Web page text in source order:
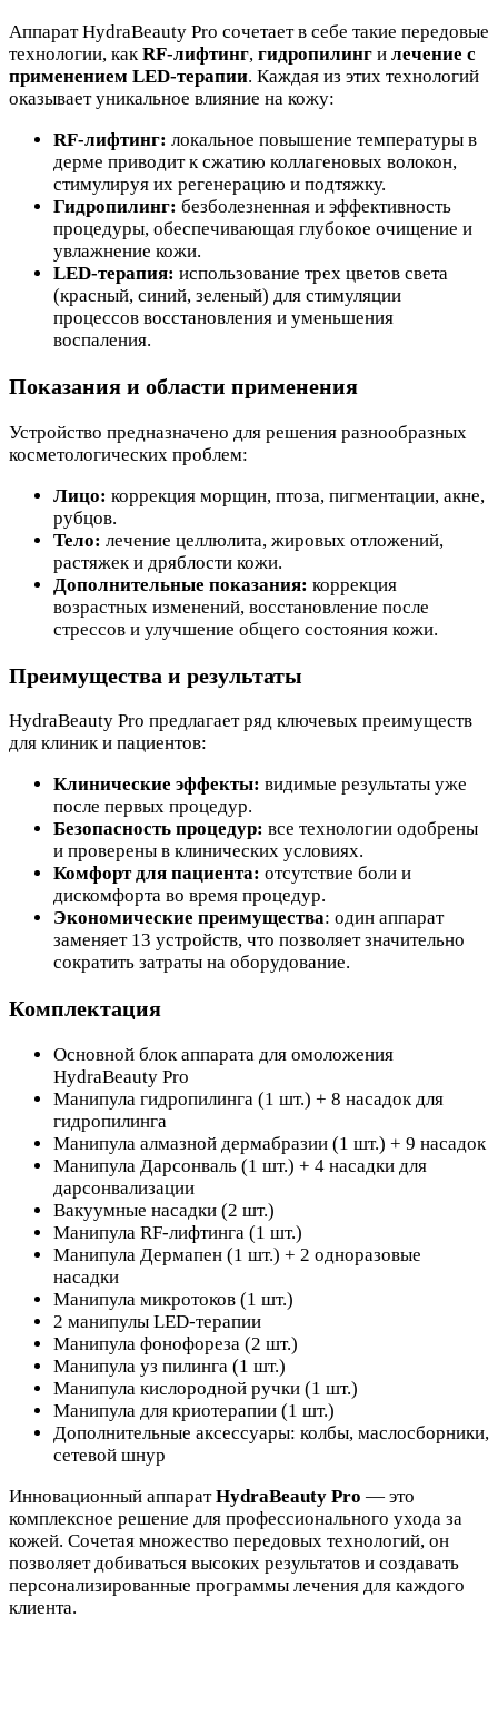
Аппарат HydraBeauty Pro сочетает в себе такие передовые
технологии, какRF-лифтинг, гидропилинг и лечение с
применением LED-терапии. Каждая из этих технологий
оказывает уникальное влияние на кожу:
RF-лифтинг: локальное повышение температуры в
дерме приводит к сжатию коллагеновых волокон,
стимулируя их регенерацию и подтяжку.
Гидропилинг: безболезненная и эффективность
процедуры, обеспечивающая глубокое очищение и
увлажнение кожи.
LED-терапия: использование трех цветов света
(красный, синий, зеленый) для стимуляции
процессов восстановления и уменьшения
воспаления.
Показания и области применения
Устройство предназначено для решения разнообразных
косметологических проблем:
Лицо: коррекция морщин, птоза, пигментации, акне,
рубцов.
Тело: лечение целлюлита, жировых отложений,
растяжек и дряблости кожи.
Дополнительные показания: коррекция
возрастных изменений, восстановление после
стрессов и улучшение общего состояния кожи.
Преимущества и результаты
HydraBeauty Pro предлагает ряд ключевых преимуществ
для клиник и пациентов:
Клинические эффекты: видимые результаты уже
после первых процедур.
Безопасность процедур: все технологии одобрены
и проверены в клинических условиях.
Комфорт для пациента: отсутствие боли и
дискомфорта во время процедур.
Экономические преимущества: один аппарат
заменяет 13 устройств, что позволяет значительно
сократить затраты на оборудование.
Комплектация
Основной блок аппарата для омоложения
HydraBeauty Pro
Манипула гидропилинга (1 шт.) + 8 насадок для
гидропилинга
Манипула алмазной дермабразии (1 шт.) + 9 насадок
Манипула Дарсонваль (1 шт.) + 4 насадки для
дарсонвализации
Вакуумные насадки (2 шт.)
Манипула RF-лифтинга (1 шт.)
Манипула Дермапен (1 шт.) + 2 одноразовые
насадки
Манипула микротоков (1 шт.)
2 манипулы LED-терапии
Манипула фонофореза (2 шт.)
Манипула уз пилинга (1 шт.)
Манипула кислородной ручки (1 шт.)
Манипула для криотерапии (1 шт.)
Дополнительные аксессуары: колбы, маслосборники,
сетевой шнур
Инновационный аппаратHydraBeauty Pro — это
комплексное решение для профессионального ухода за
кожей. Сочетая множество передовых технологий, он
позволяет добиваться высоких результатов и создавать
персонализированные программы лечения для каждого
клиента.